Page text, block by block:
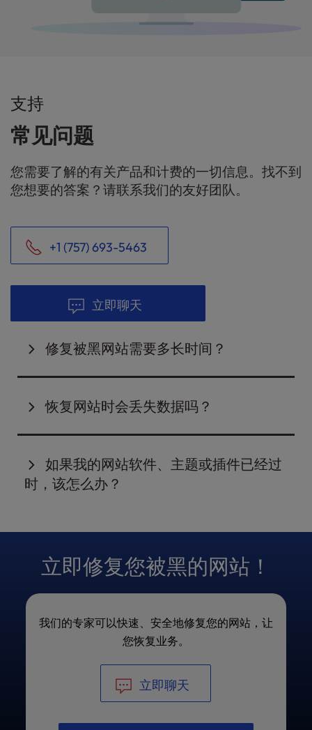
支持
常见问题
您需要了解的有关产品和计费的一切信息。找不到
您想要的答案？请联系我们的友好团队。
+1 (757) 693-5463
立即聊天
修复被黑网站需要多长时间？
被黑网站的修复通常在2-3个工作日内完成，具体时间
使用了任何付费插件或主题，我们将向您提供缺失文
件清单，并请您尽快提供这些文件的最新版本。与此
一切就绪。一旦收到所需的付费文件，我们将立即上
传，并确保您的网站尽快恢复正常运行。
恢复网站时会丢失数据吗？
我们会采取一切措施，确保您的数据在恢复过程中得
快速高效地恢复您的网站。如果无法获取备份，我们
将运用先进的恢复技术，
如果我的网站软件、主题或插件已经过
时，该怎么办？
致安全漏洞、性能问题以及与最新技术的兼容性问
文件是否过时。
如果您当前的设置不支持最新技术，您有两个选择：
坚持使用旧的设置。但要注意，这可能会让你的
网站变得脆弱，再次被入侵的风险更高。
重建或更新网站。替换过时的文件可确保更好的
安全性、性能和长期稳定性。
立即修复您被黑的网站！
我们的专家可以快速、安全地修复您的网站，让
您恢复业务。
立即聊天